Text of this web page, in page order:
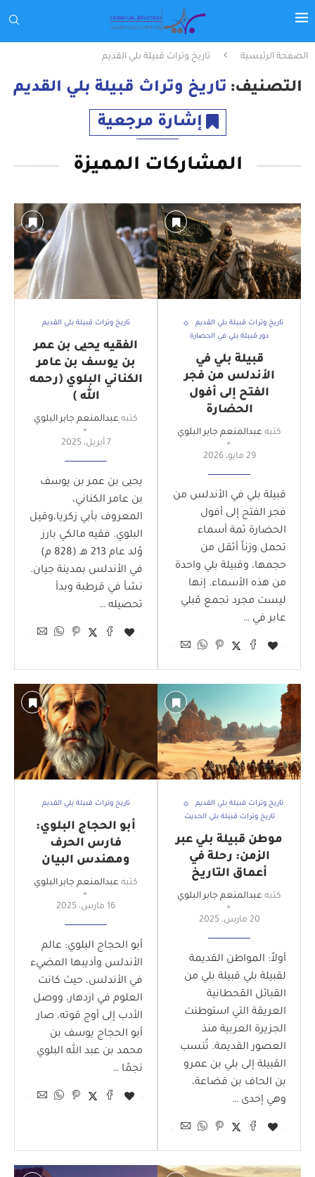
الصفحة الرئيسية تاريخ وتراث قبيلة بلي القديم
التصنيف: تاريخ وتراث قبيلة بلي القديم
إشارة مرجعية
المشاركات المميزة
تاريخ وتراث قبيلة بلي القديم
دور قبيلة بلي في الحضارة
قبيلة بلي في
الأندلس من فجر
الفتح إلى أفول
الحضارة
كتبه عبدالمنعم جابر البلوي
29 مايو، 2026
قبيلة بلي في الأندلس من
فجر الفتح إلى أفول
الحضارة ثمة أسماء
تحمل وزناً أثقل من
حجمها، وقبيلة بلي واحدة
من هذه الأسماء. إنها
ليست مجرد تجمع قبلي
عابر في …
تاريخ وتراث قبيلة بلي القديم
الفقيه يحيى بن عمر
بن يوسف بن عامر
الكناني البلوي (رحمه
الله )
كتبه عبدالمنعم جابر البلوي
7 أبريل، 2025
​يحيى بن عمر بن يوسف
بن عامر الكناني،
المعروف بأبي زكريا،وقيل
البلوي. فقيه مالكي بارز
وُلد عام 213 هـ (828 م)
في الأندلس بمدينة جيان.
نشأ في قرطبة وبدأ
تحصيله …
تاريخ وتراث قبيلة بلي القديم
تاريخ وتراث قبيلة بلي الحديث
موطن قبيلة بلي عبر
الزمن: رحلة في
أعماق التاريخ
كتبه عبدالمنعم جابر البلوي
20 مارس، 2025
أولاً: المواطن القديمة
لقبيلة بلي قبيلة بلي من
القبائل القحطانية
العريقة التي استوطنت
الجزيرة العربية منذ
العصور القديمة. تُنسب
القبيلة إلى بلي بن عمرو
بن الحاف بن قضاعة،
وهي إحدى …
تاريخ وتراث قبيلة بلي القديم
أبو الحجاج البلوي:
فارس الحرف
ومهندس البيان
كتبه عبدالمنعم جابر البلوي
16 مارس، 2025
أبو الحجاج البلوي: عالم
الأندلس وأديبها المضيء
في الأندلس، حيث كانت
العلوم في ازدهار، ووصل
الأدب إلى أوج قوته، صار
أبو الحجاج يوسف بن
محمد بن عبد الله البلوي
نجمًا …